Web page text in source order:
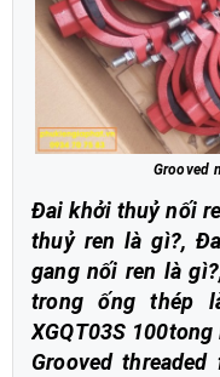
Grooved
Đai khởi thuỷ nối
thuỷ ren là gì?,
gang nối ren là
trong ống thép
XGQT03S
Grooved